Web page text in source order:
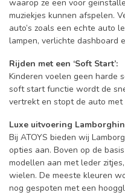
waarop ze een voor
muziekjes kunnen afspelen.
auto’s zoals een echte auto
lampen, verlichte dashboard
Rijden met een ‘Soft Start’:
Kinderen voelen geen harde
soft start functie wordt de
vertrekt en stopt de auto met
Luxe uitvoering
Bij ATOYS bieden wij
opties aan. Boven op de
modellen aan met leder
wielen. De meeste kleuren
nog gespoten met een